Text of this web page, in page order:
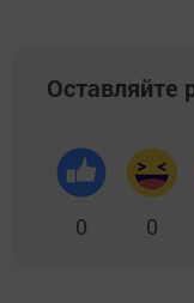
Оставляйте
0 0